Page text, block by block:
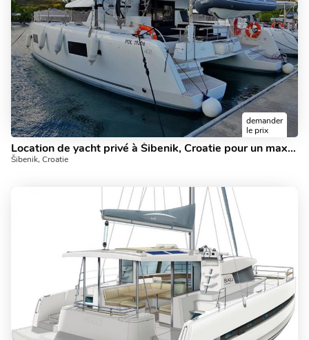
demander
le prix
Location de yacht privé à Šibenik, Croatie pour un maximum de 10 personnes.
Šibenik, Croatie